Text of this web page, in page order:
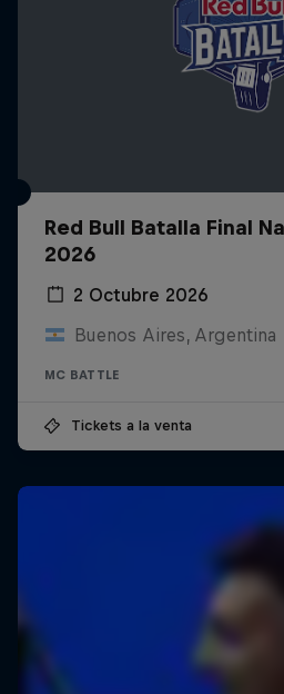
Red Bull Batalla Final
2026
2 Octubre 2026
Buenos Aires, Argentina
MC BATTLE
Tickets a la venta